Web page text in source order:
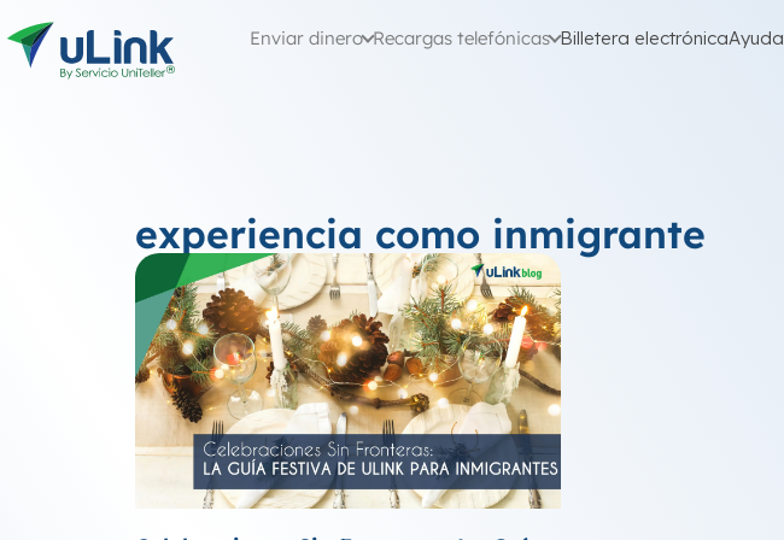
Enviar dinero Recargas telefónicas Billetera electrónicaAyuda
experiencia como inmigrante